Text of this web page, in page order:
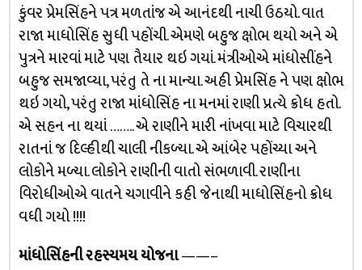
કુંવર પ્રેમસિંહને પત્ર મળતાંજ એ આનંદથી નાચી ઉઠયો. વાત
રાજા માધોસિંહ સુધી પહોંચી. એમણે બહુજ ક્ષોભ થયો અને એ
પુત્રને મારવાં માટે પણ તૈયાર થઇ ગયાં. મંત્રીઓએ માંધોસીંહને
બહુજ સમજાવ્યા, પરંતુ તે ના માન્યા. અહી પ્રેમસિંહ ને પણ ક્ષોભ
થઇ ગયો, પરંતુ રાજા માંધોસિંહ ના મનમાં રાણી પ્રત્યે ક્રોધ હતો.
એ સહન ના થયાં …….. એ રાણીને મારી નાંખવા માટે વિચારથી
રાતનાં જ દિલ્હીથી ચાલી નીકળ્યા. એ આંબેર પહોંચ્યા અને
લોકોને મળ્યા. લોકોને રાણીની વાતો સંભળાવી. રાણીના
વિરોધીઓએ વાતને ચગાવીને કહી જેનાથી માધોસિંહનો ક્રોધ
વધી ગયો !!!!
માંધોસિંહની રહસ્યમય યોજના——–